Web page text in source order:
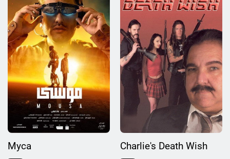
Муса Charlie's Death Wish